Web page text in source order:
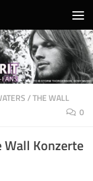
/THE WALL
0
Wall Konzerte